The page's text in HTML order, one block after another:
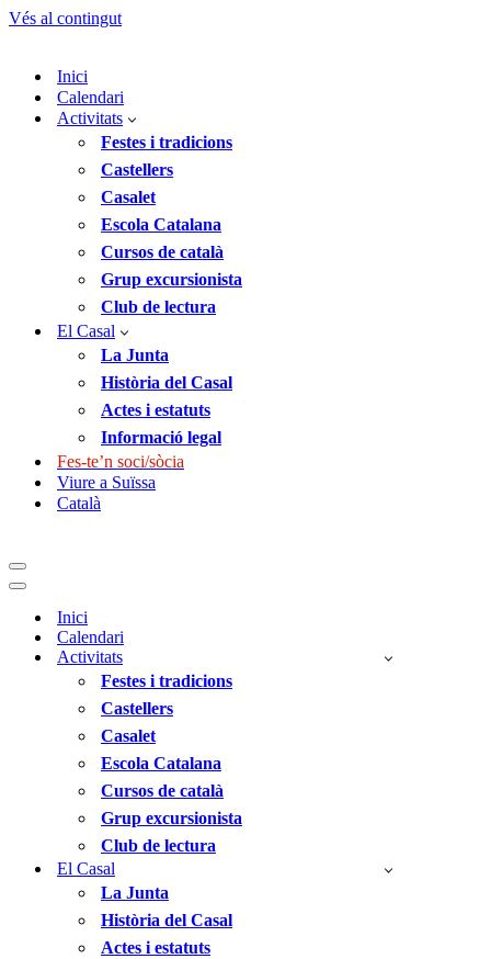
Vés al contingut
Inici
Calendari
Activitats
Festes i tradicions
Castellers
Casalet
Escola Catalana
Cursos de català
Grup excursionista
Club de lectura
El Casal
La Junta
Història del Casal
Actes i estatuts
Informació legal
Fes-te’n soci/sòcia
Viure a Suïssa
Català
Menú
de
Menú
navegació
Inici
Calendari
Activitats
Festes i tradicions
Castellers
Casalet
Escola Catalana
Cursos de català
Grup excursionista
Club de lectura
El Casal
La Junta
Història del Casal
Actes i estatuts